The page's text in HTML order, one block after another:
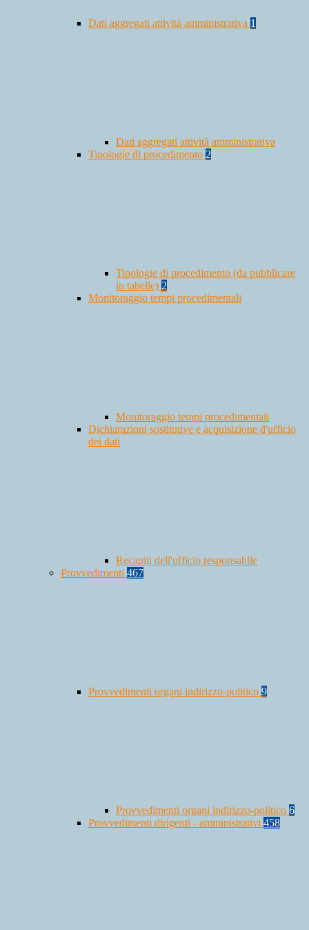
Dati aggregati attività amministrativa 1
Dati aggregati attività amministrativa
Tipologie di procedimento 2
Tipologie di procedimento (da pubblicare
in tabelle) 2
Monitoraggio tempi procedimentali
Monitoraggio tempi procedimentali
Dichiarazioni sostitutive e acquisizione d'ufficio
dei dati
Recapiti dell'ufficio responsabile
Provvedimenti 467
Provvedimenti organi indirizzo-politico 9
Provvedimenti organi indirizzo-politico 6
Provvedimenti dirigenti - amministrativi 458